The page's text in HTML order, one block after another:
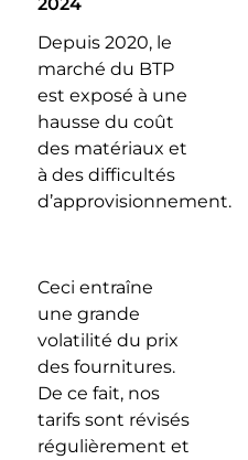
Depuis 2020, le
marché du BTP
est exposé à une
hausse du coût
des matériaux et
à des difficultés
d’approvisionnement.
Ceci entraîne
une grande
volatilité du prix
des fournitures.
De ce fait, nos
tarifs sont révisés
régulièrement et